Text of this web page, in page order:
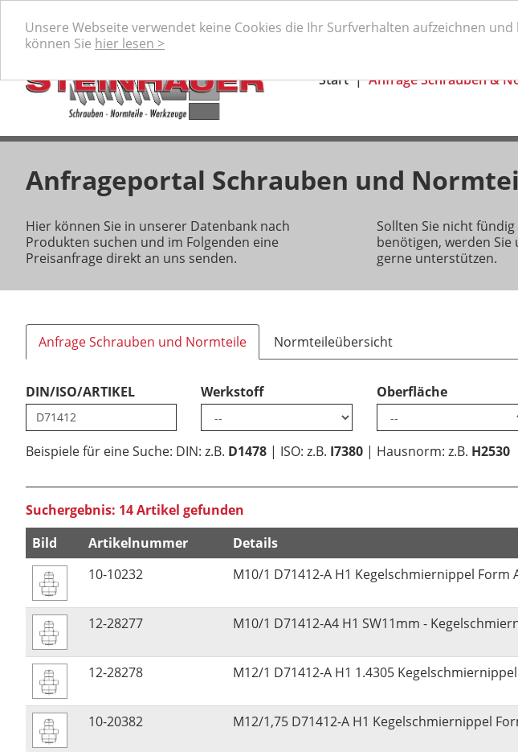
Unsere Webseite verwendet keine Cookies die Ihr Surfverhalten aufzeichnen
können Sie hier lesen >
Start Anfrage Schrauben &
Anfrageportal Schrauben und
Hier können Sie in unserer Datenbank nach
Produkten suchen und im Folgenden eine
Preisanfrage direkt an uns senden.
Sollten Sie nicht
benötigen, werden
gerne unterstützen.
Anfrage Schrauben und Normteile Normteileübersicht
DIN/ISO/ARTIKEL Werkstoff Oberfläche
Beispiele für eine Suche: DIN: z.B. D1478 | ISO: z.B. I7380 | Hausnorm: z.B. H2530
Suchergebnis: 14 Artikel gefunden
Bild
Artikelnummer Details
10-10232
M10/1 D71412-A H1 Kegelschmiernippel Form
12-28277 M10/1 D71412-A4 H1 SW11mm -
12-28278 M12/1 D71412-A H1 1.4305 Kegelschmiernippel
10-20382 M12/1,75 D71412-A H1 Kegelschmiernippel